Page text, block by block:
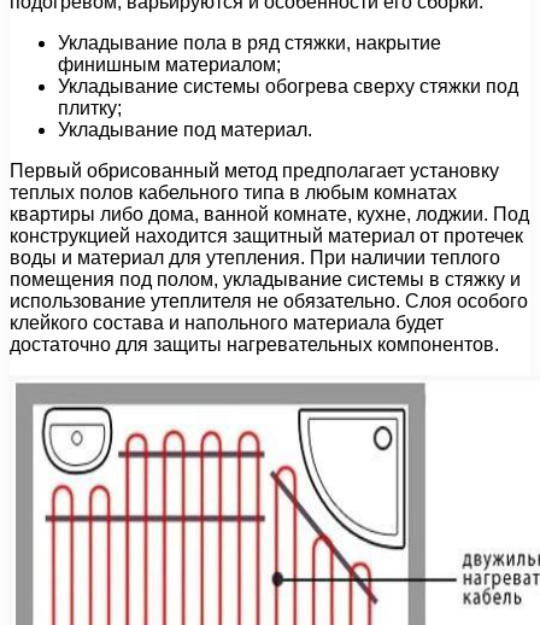
Укладывание пола в ряд стяжки, накрытие
финишным материалом;
Укладывание системы обогрева сверху стяжки под
плитку;
Укладывание под материал.
Первый обрисованный метод предполагает установку
теплых полов кабельного типа в любым комнатах
квартиры либо дома, ванной комнате, кухне, лоджии. Под
конструкцией находится защитный материал от протечек
воды и материал для утепления. При наличии теплого
помещения под полом, укладывание системы в стяжку и
использование утеплителя не обязательно. Слоя особого
клейкого состава и напольного материала будет
достаточно для защиты нагревательных компонентов.